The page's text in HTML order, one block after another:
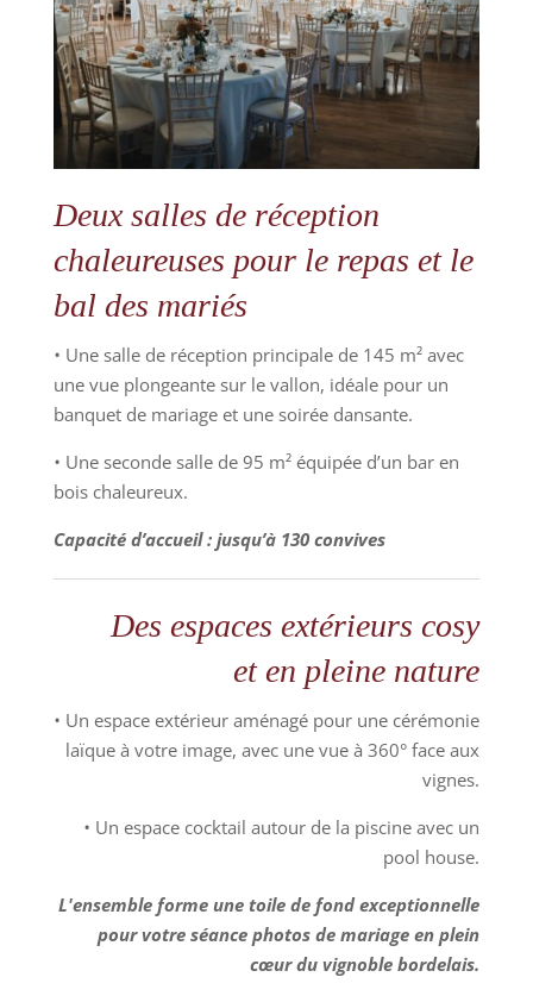
Deux salles de réception
chaleureuses pour le repas et le
bal des mariés
• Une salle de réception principale de 145 m² avec
une vue plongeante sur le vallon, idéale pour un
banquet de mariage et une soirée dansante.
• Une seconde salle de 95 m² équipée d’un bar en
bois chaleureux.
Capacité d’accueil : jusqu’à 130 convives
Des espaces extérieurs cosy
et en pleine nature
• Un espace extérieur aménagé pour une cérémonie
laïque à votre image, avec une vue à 360° face aux
vignes.
• Un espace cocktail autour de la piscine avec un
pool house.
L'ensemble forme une toile de fond exceptionnelle
pour votre séance photos de mariage en plein
cœur du vignoble bordelais.